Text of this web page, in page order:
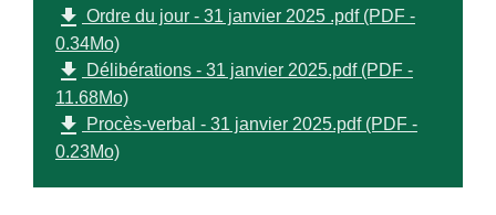
file_download Ordre du jour - 31 janvier 2025 .pdf (PDF -
0.34Mo)
file_download
Délibérations - 31 janvier 2025.pdf (PDF -
11.68Mo)
file_download
Procès-verbal - 31 janvier 2025.pdf (PDF -
0.23Mo)